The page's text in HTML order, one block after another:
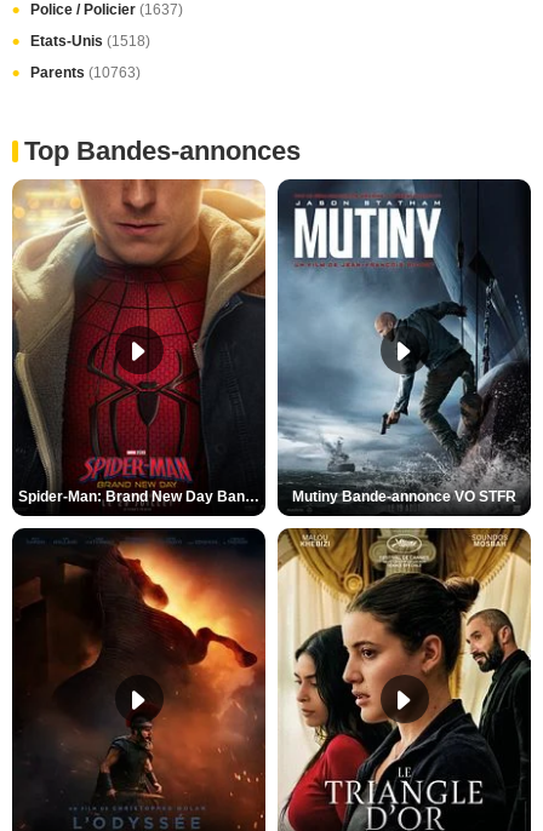
Police / Policier (1637)
Etats-Unis (1518)
Parents (10763)
Top Bandes-annonces
Spider-Man: Brand New Day Bande-annonce VO STFR Mutiny Bande-annonce VO STFR